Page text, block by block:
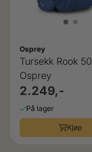
Osprey
Tursekk Rook 50
Osprey
2.249,-
På lager
Kjøp